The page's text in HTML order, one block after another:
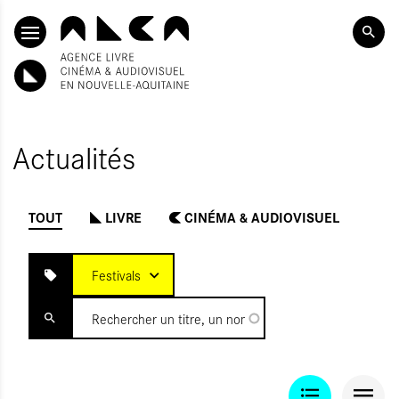
SKIP TO CONTENT
Actualités
TOUT LIVRE CINÉMA & AUDIOVISUEL
Festivals